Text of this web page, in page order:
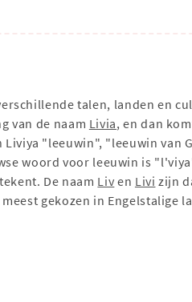
talen, landen en
van de naam Livia, en dan
"leeuwin", "leeuwin van
woord voor leeuwin is
De naam Liv en Livi zijn
gekozen in Engelstalige